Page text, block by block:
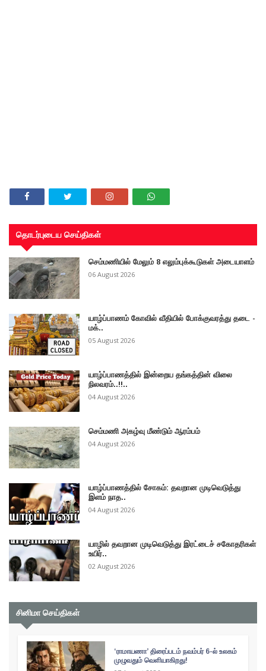
தொடர்புடைய செய்திகள்
செம்மணியில் மேலும் 8 எலும்புக்கூடுகள் அடையாளம்
06 August 2026
யாழ்ப்பாணம் கோவில் வீதியில் போக்குவரத்து தடை -
மக்..
05 August 2026
யாழ்ப்பாணத்தில் இன்றைய தங்கத்தின் விலை
நிலவரம்..!!..
04 August 2026
செம்மணி அகழ்வு மீண்டும் ஆரம்பம்
04 August 2026
யாழ்ப்பாணத்தில் சோகம்: தவறான முடிவெடுத்து
இளம் நாத..
04 August 2026
யாழில் தவறான முடிவெடுத்து இரட்டைச் சகோதரிகள்
உயிர்..
02 August 2026
சினிமா செய்திகள்
‘ராமாயணா’ திரைப்படம் நவம்பர் 6-ல் உலகம்
முழுவதும் வெளியாகிறது!